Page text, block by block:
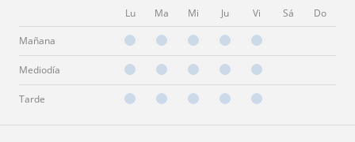
Lu Ma Mi Ju Vi Sá Do
Mañana
Mediodía
Tarde